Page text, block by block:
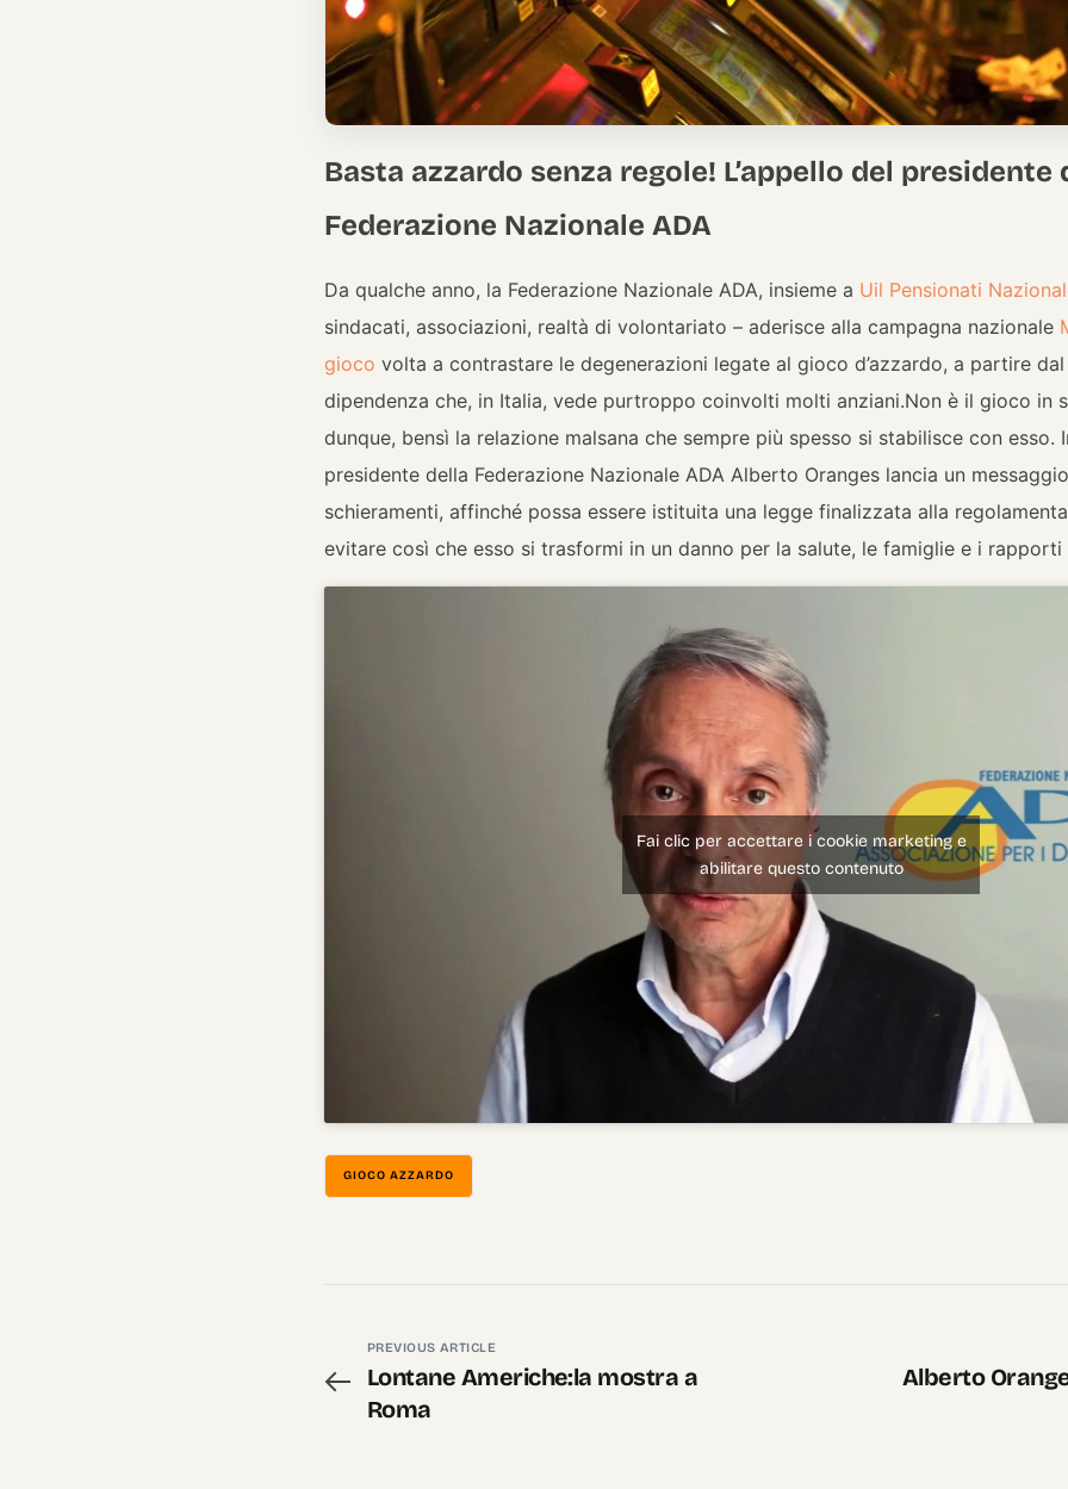
Basta azzardo senza regole! L’appello del presidente
Federazione Nazionale ADA
Da qualche anno, la Federazione Nazionale ADA, insieme a Uil Pensionati
sindacati, associazioni, realtà di volontariato – aderisce alla campagna nazionale
gioco volta a contrastare le degenerazioni legate al gioco d’azzardo, a partire
dipendenza che, in Italia, vede purtroppo coinvolti molti anziani.Non è il gioco in
dunque, bensì la relazione malsana che sempre più spesso si stabilisce con esso.
presidente della Federazione Nazionale ADA Alberto Oranges lancia un
schieramenti, affinché possa essere istituita una legge finalizzata alla
evitare così che esso si trasformi in un danno per la salute, le famiglie e i
Fai clic per accettare i cookie marketing e
abilitare questo contenuto
GIOCO AZZARDO
PREVIOUS ARTICLE
Lontane Americhe:la mostra a
Roma
Alberto